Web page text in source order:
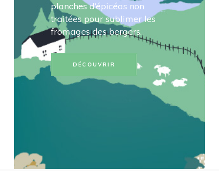
planches d’épicéas non
traitées pour sublimer les
fromages des bergers.
DÉCOUVRIR